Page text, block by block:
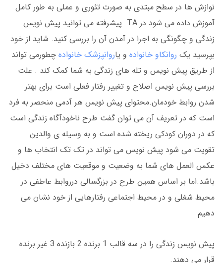
نوازش ها در سطح مبتدی به صورت تئوری و عملی به طور کامل
آموزش داده می شود در TA پیشرفته می توانید پیش نویس
زندگی و چگونگی به اجرا در آمدن آن را بررسی کنید. شاید از خود
بپرسید یک روانکاو خانواده و یاروانپزشک خانواده چطورمی تواند
از طریق پیش نویس و تله های زندگی به شما کمک کند . علت
بررسی پیش نویس اصلاح و تغییر رفتار فعلی است برای بهتر
شدن روابط خودمان.محتوای پیش نویس هر آدمی منحصر به فرد
است که در تعریف آن می توان گفت طرح ناخودآگاه زندگی است
که در دوران کودکی ریخته شده است و به وسیله ی والدین
تقویت می شود پیش نویس می تواند در تک تک انتخاب ها و
عکس العمل های شما به وضعیت و موقعیت های مختلف دخیل
باشد.اما بر اساس همین طرح در بزرگسالی درروابط عاطفی در
محیط شغلی و در محیط اجتماعی رفتارهایی از خود نشان می
دهیم
پیش نویس زندگی را در سه قالب 1 برنده 2 بازنده 3 غیر برنده
قرار می دهند.